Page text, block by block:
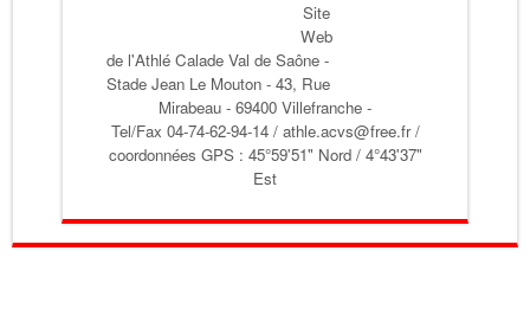
Site
Web
de l'Athlé Calade Val de Saône -
Stade Jean Le Mouton - 43, Rue
Mirabeau - 69400 Villefranche -
Tel/Fax 04-74-62-94-14 / athle.acvs@free.fr /
coordonnées GPS : 45°59'51" Nord / 4°43'37"
Est